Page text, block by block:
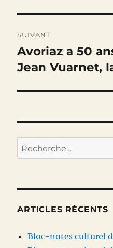
SUIVANT
Publication
suivante :
Avoriaz a 50
Jean Vuarnet,
Recherche
pour :
ARTICLES RÉCENTS
Bloc-notes culturel